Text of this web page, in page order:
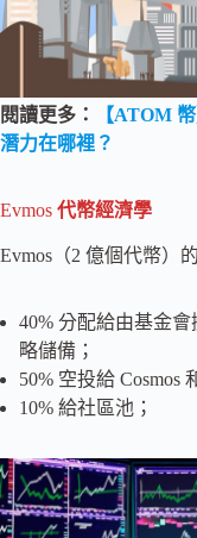
閱讀更多：
【ATOM
潛力在哪裡？
Evmos 代幣經濟學
Evmos（2 億個代幣）
40% 分配給由基金
略儲備；
50% 空投給 Cosmos
10% 給社區池；